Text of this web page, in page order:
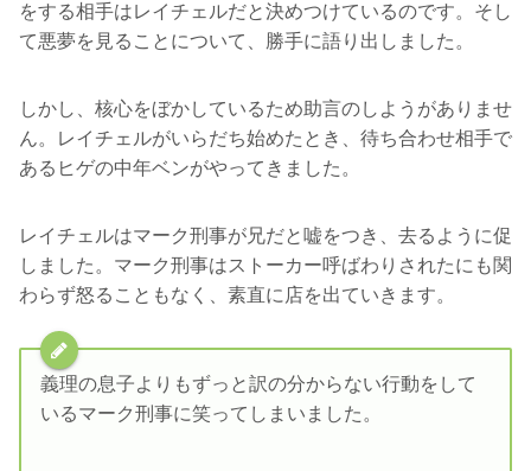
をする相手はレイチェルだと決めつけているのです。そし
て悪夢を見ることについて、勝手に語り出しました。
しかし、核心をぼかしているため助言のしようがありませ
ん。レイチェルがいらだち始めたとき、待ち合わせ相手で
あるヒゲの中年ベンがやってきました。
レイチェルはマーク刑事が兄だと嘘をつき、去るように促
しました。マーク刑事はストーカー呼ばわりされたにも関
わらず怒ることもなく、素直に店を出ていきます。
義理の息子よりもずっと訳の分からない行動をして
いるマーク刑事に笑ってしまいました。